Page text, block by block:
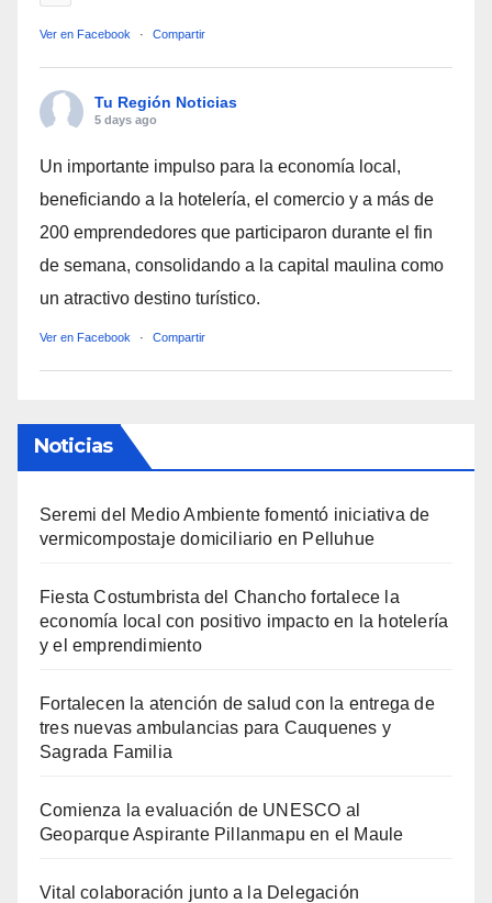
Ver en Facebook · Compartir
Tu Región Noticias
5 days ago
Un importante impulso para la economía local,
beneficiando a la hotelería, el comercio y a más de
200 emprendedores que participaron durante el fin
de semana, consolidando a la capital maulina como
un atractivo destino turístico.
Ver en Facebook · Compartir
Noticias
Seremi del Medio Ambiente fomentó iniciativa de
vermicompostaje domiciliario en Pelluhue
Fiesta Costumbrista del Chancho fortalece la
economía local con positivo impacto en la hotelería
y el emprendimiento
Fortalecen la atención de salud con la entrega de
tres nuevas ambulancias para Cauquenes y
Sagrada Familia
Comienza la evaluación de UNESCO al
Geoparque Aspirante Pillanmapu en el Maule
Vital colaboración junto a la Delegación